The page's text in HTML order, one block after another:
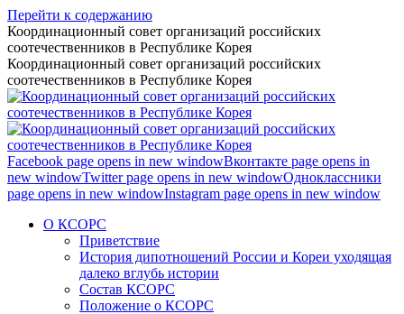
Перейти к содержанию
Координационный совет организаций российских
соотечественников в Республике Корея
Координационный совет организаций российских
соотечественников в Республике Корея
Facebook page opens in new windowВконтакте page opens in
new windowTwitter page opens in new windowОдноклассники
page opens in new windowInstagram page opens in new window
О КСОРС
Приветствие
История дипотношений России и Кореи уходящая
далеко вглубь истории
Состав КСОРС
Положение о КСОРС